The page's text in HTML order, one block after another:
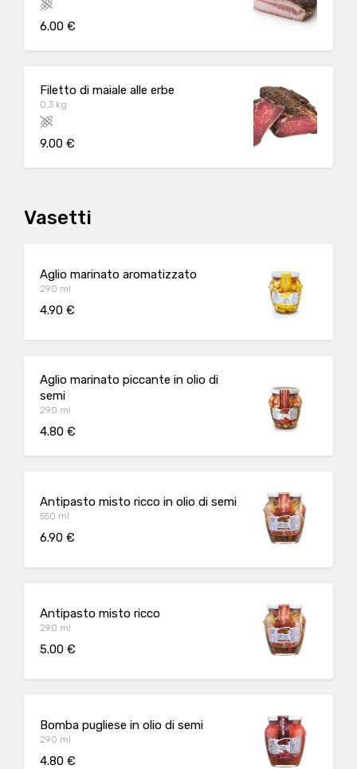
6.00 €
Filetto di maiale alle erbe
0,3 kg
9.00 €
Vasetti
Aglio marinato aromatizzato
290 ml
4.90 €
Aglio marinato piccante in olio di
semi
290 ml
4.80 €
Antipasto misto ricco in olio di semi
550 ml
6.90 €
Antipasto misto ricco
290 ml
5.00 €
Bomba pugliese in olio di semi
290 ml
4.80 €